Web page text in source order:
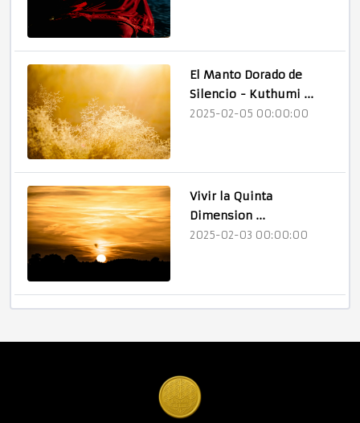
El Manto Dorado de
Silencio - Kuthumi ...
2025-02-05 00:00:00
Vivir la Quinta
Dimension ...
2025-02-03 00:00:00